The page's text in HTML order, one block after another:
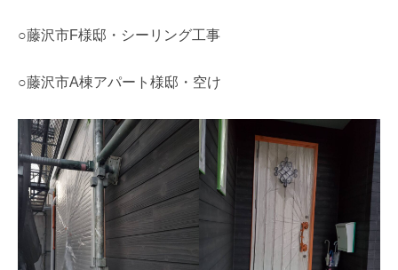
○藤沢市F様邸・シーリング工事
○藤沢市A棟アパート様邸・空け